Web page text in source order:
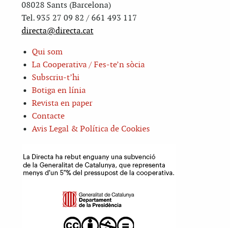
08028 Sants (Barcelona)
Tel. 935 27 09 82 / 661 493 117
directa@directa.cat
Qui som
La Cooperativa / Fes-te’n sòcia
Subscriu-t’hi
Botiga en línia
Revista en paper
Contacte
Avis Legal & Política de Cookies